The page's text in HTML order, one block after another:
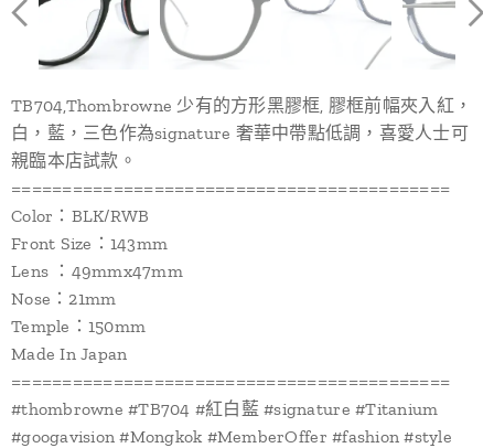
TB704,Thombrowne 少有的方形黑膠框, 膠框前幅夾入紅，
白，藍，三色作為signature 奢華中帶點低調，喜愛人士可
親臨本店試款。
===========================================
Color：BLK/RWB
Front Size：143mm
Lens ：49mmx47mm
Nose：21mm
Temple：150mm
Made In Japan
===========================================
#thombrowne #TB704 #紅白藍 #signature #Titanium
#googavision #Mongkok #MemberOffer #fashion #style